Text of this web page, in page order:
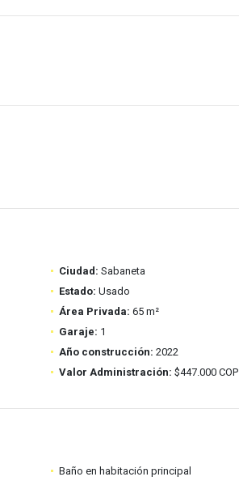
Ciudad: Sabaneta
Estado: Usado
Área Privada: 65 m²
Garaje: 1
Año construcción: 2022
Valor Administración: $447.000 COP
Baño en habitación principal